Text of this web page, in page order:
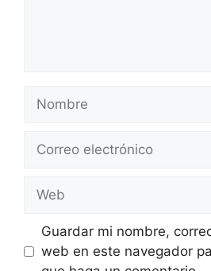
electrónico
Guardar mi nombre,
web en este navegador